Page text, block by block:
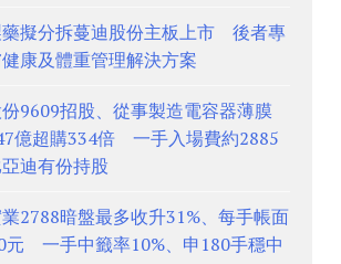
擬分拆蔓迪股份主板上市 後者專
康及體重管理解決方案
9609招股、從事製造電容器薄膜
億超購334倍 一手入場費約2885
迪有份持股
2788暗盤最多收升31%、每手帳面
元 一手中籤率10%、申180手穩中